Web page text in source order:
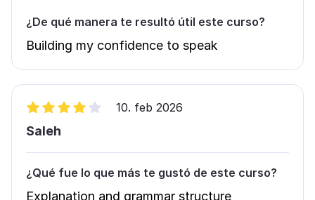
¿De qué manera te resultó útil este curso?
Building my confidence to speak
10. feb 2026
Saleh
¿Qué fue lo que más te gustó de este curso?
Explanation and grammar structure